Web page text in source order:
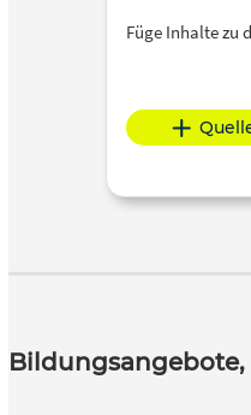
Füge Inhalte zu